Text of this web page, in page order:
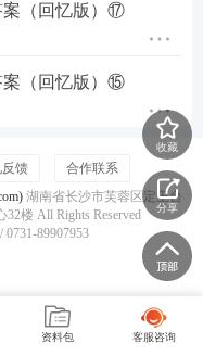
案（回忆版）⑰
案（回忆版）⑮
馈
合作联系
湖南省长沙市芙蓉区定王台
楼 All Rights Reserved
89907953
收藏
分享
资料包 客服咨询